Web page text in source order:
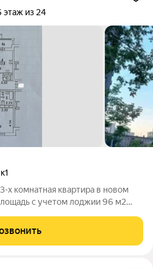
этаж из 24
х комнатная квартира в новом
с учетом лоджии 96 м2
года по адресу: Москва,